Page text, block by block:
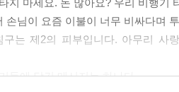
. 모호하게 말하거나 이도저도 아
주의가 묻어나는 것은 참아도 말의
화법이 모호해서 지탄을 받기도
지 마세요. 돈 많아요? 우리 비행기
손님이 요즘 이불이 너무 비싸다며
구는 제2의 피부입니다. 아무리
들에 담긴 메시지는 하나다.